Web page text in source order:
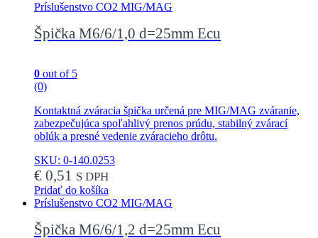
Príslušenstvo CO2 MIG/MAG
Špička M6/6/1,0 d=25mm Ecu
0 out of 5
(0)
Kontaktná zváracia špička určená pre MIG/MAG zváranie,
zabezpečujúca spoľahlivý prenos prúdu, stabilný zvárací
oblúk a presné vedenie zváracieho drôtu.
SKU: 0-140.0253
€ 0,51 S DPH
Pridať do košíka
Príslušenstvo CO2 MIG/MAG
Špička M6/6/1,2 d=25mm Ecu